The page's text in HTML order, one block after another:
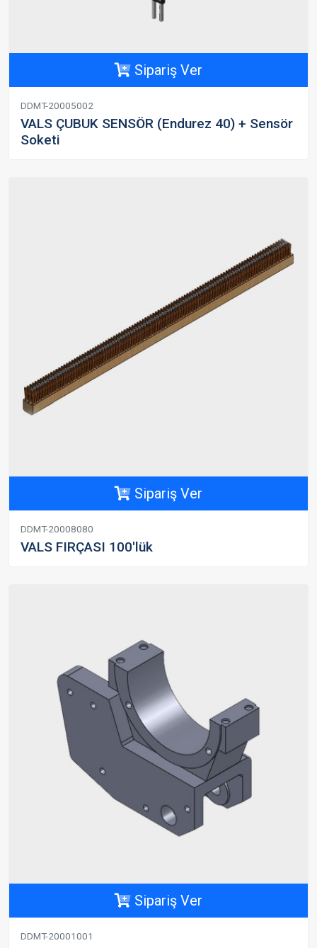
Sipariş Ver
DDMT-20005002
VALS ÇUBUK SENSÖR (Endurez 40) + Sensör
Soketi
Sipariş Ver
DDMT-20008080
VALS FIRÇASI 100'lük
Sipariş Ver
DDMT-20001001